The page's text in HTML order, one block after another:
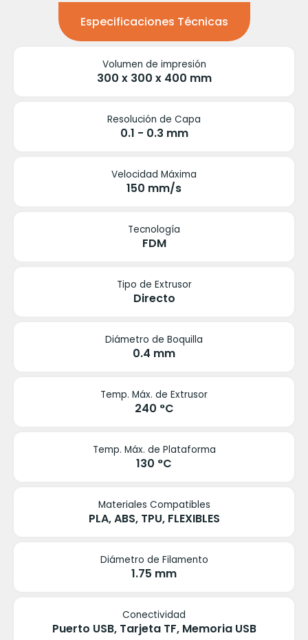
Especificaciones Técnicas
Volumen de impresión
300 x 300 x 400 mm
Resolución de Capa
0.1 - 0.3 mm
Velocidad Máxima
150 mm/s
Tecnología
FDM
Tipo de Extrusor
Directo
Diámetro de Boquilla
0.4 mm
Temp. Máx. de Extrusor
240 °C
Temp. Máx. de Plataforma
130 °C
Materiales Compatibles
PLA, ABS, TPU, FLEXIBLES
Diámetro de Filamento
1.75 mm
Conectividad
Puerto USB, Tarjeta TF, Memoria USB